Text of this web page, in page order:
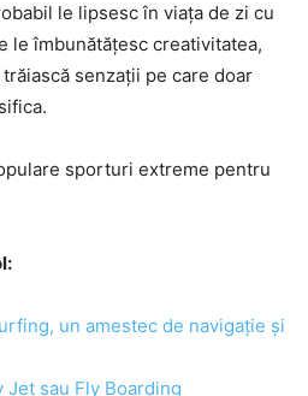
le lipsesc în viața de zi cu
le îmbunătățesc creativitatea,
senzații pe care doar
sporturi extreme pentru
un amestec de navigație și
sau Fly Boarding